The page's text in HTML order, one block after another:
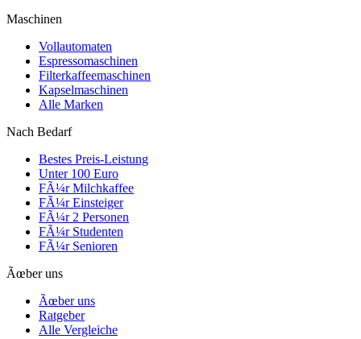
Maschinen
Vollautomaten
Espressomaschinen
Filterkaffeemaschinen
Kapselmaschinen
Alle Marken
Nach Bedarf
Bestes Preis-Leistung
Unter 100 Euro
FÃ¼r Milchkaffee
FÃ¼r Einsteiger
FÃ¼r 2 Personen
FÃ¼r Studenten
FÃ¼r Senioren
Ãœber uns
Ãœber uns
Ratgeber
Alle Vergleiche